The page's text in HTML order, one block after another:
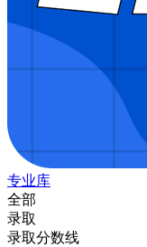
专业库
全部
录取
录取分数线